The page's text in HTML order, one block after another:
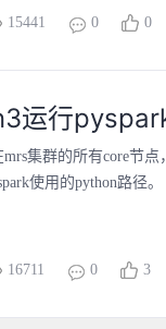
15441 0 0
运行
集群的所有core节
使用的python路径。
16711 0 3